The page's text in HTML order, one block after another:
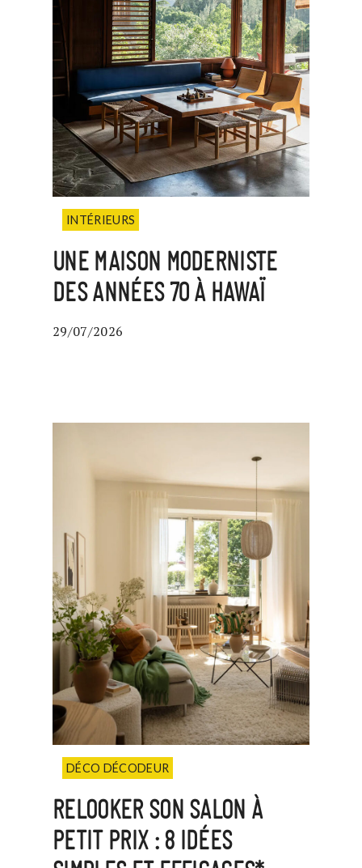
INTÉRIEURS
UNE MAISON MODERNISTE
DES ANNÉES 70 À HAWAÏ
29/07/2026
DÉCO DÉCODEUR
RELOOKER SON SALON À
PETIT PRIX : 8 IDÉES